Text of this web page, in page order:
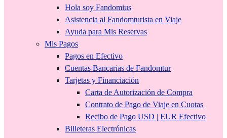
Hola soy Fandomius
Asistencia al Fandomturista en Viaje
Ayuda para Mis Reservas
Mis Pagos
Pagos en Efectivo
Cuentas Bancarias de Fandomtur
Tarjetas y Financiación
Carta de Autorización de Compra
Contrato de Pago de Viaje en Cuotas
Recibo de Pago USD | EUR Efectivo
Billeteras Electrónicas